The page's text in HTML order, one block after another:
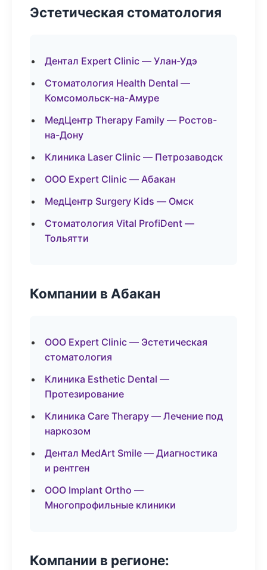
Эстетическая стоматология
Дентал Expert Clinic — Улан-Удэ
Стоматология Health Dental —
Комсомольск-на-Амуре
МедЦентр Therapy Family — Ростов-
на-Дону
Клиника Laser Clinic — Петрозаводск
ООО Expert Clinic — Абакан
МедЦентр Surgery Kids — Омск
Стоматология Vital ProfiDent —
Тольятти
Компании в Абакан
ООО Expert Clinic — Эстетическая
стоматология
Клиника Esthetic Dental —
Протезирование
Клиника Care Therapy — Лечение под
наркозом
Дентал MedArt Smile — Диагностика
и рентген
ООО Implant Ortho —
Многопрофильные клиники
Компании в регионе: